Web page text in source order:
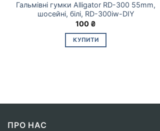
Гальмівні гумки Alligator RD-300 55mm,
шосейні, білі, RD-300iw-DIY
100 ₴
КУПИТИ
ПРО НАС